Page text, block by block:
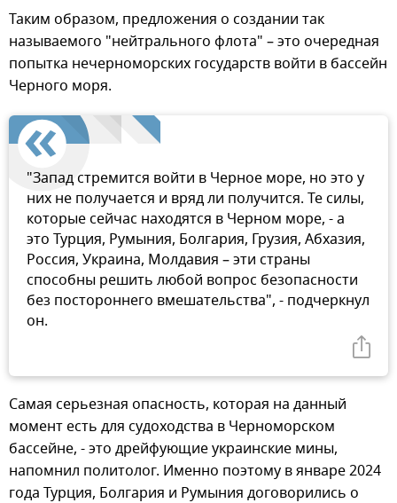
Таким образом, предложения о создании так
называемого "нейтрального флота" – это очередная
попытка нечерноморских государств войти в бассейн
Черного моря.
"Запад стремится войти в Черное море, но это у
них не получается и вряд ли получится. Те силы,
которые сейчас находятся в Черном море, - а
это Турция, Румыния, Болгария, Грузия, Абхазия,
Россия, Украина, Молдавия – эти страны
способны решить любой вопрос безопасности
без постороннего вмешательства", - подчеркнул
он.
Самая серьезная опасность, которая на данный
момент есть для судоходства в Черноморском
бассейне, - это дрейфующие украинские мины,
напомнил политолог. Именно поэтому в январе 2024
года Турция, Болгария и Румыния договорились о